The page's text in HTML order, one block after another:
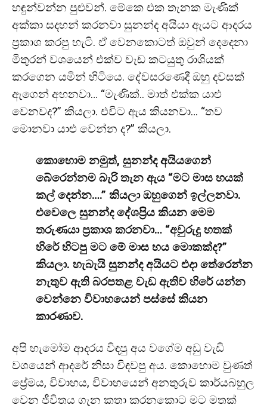
හඳුන්වන්න පුළුවන්. මේකෙ එක තැනක මැණික්
අක්කා සදහන් කරනවා සුනන්ද අයියා ඇයට ආදරය
ප්‍රකාශ කරපු හැටි. ඒ වෙනකොටත් ඔවුන් දෙදෙනා
මිතුරන් වශයෙන් එක්ව වැඩ කටයුතු රාශියක්
කරගෙන යමින් හිටියෙ. දේවසරණෙදී ඔහු දවසක්
ඇගෙන් අහනවා… “මැණික්.. මාත් එක්ක යාළු
වෙනවද?” කියලා. එවිට ඇය කියනවා… “තව
මොනවා යාළු වෙන්න ද?” කියලා.
කොහොම නමුත්, සුනන්ද අයියගෙන්
බේරෙන්නම බැරි තැන ඇය “මට මාස හයක්
කල් දෙන්න….” කියලා ඔහුගෙන් ඉල්ලනවා.
එවෙලෙ සුනන්ද දේශප්‍රිය කියන මෙම
තරුණයා ප්‍රකාශ කරනවා… “අවුරුදු හතක්
හිරේ හිටපු මට මේ මාස හය මොකක්ද?”
කියලා. හැබැයි සුනන්ද අයියට එදා තේරෙන්න
නැතුව ඇති බරපතළ වැඩ ඇතිව හිරේ යන්න
වෙන්නෙ විවාහයෙන් පස්සේ කියන
කාරණාව.
අපි හැමෝම ආදරය විඳපු අය වගේම අඩු වැඩි
වශයෙන් ආදරේ නිසා විඳවපු අය. කොහොම වුණත්
ප්‍රේමය, විවාහය, විවාහයෙන් අනතුරුව කාර්යබහුල
වෙන ජීවිතය ගැන කතා කරනකොට මට මතක්